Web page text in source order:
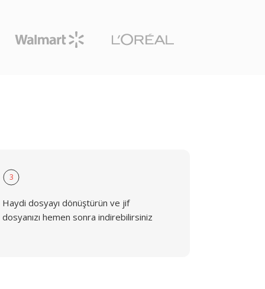
3
Haydi dosyayı dönüştürün ve jif
dosyanızı hemen sonra indirebilirsiniz